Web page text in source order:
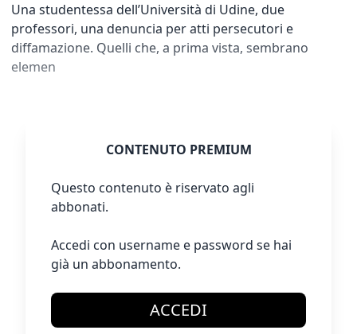
Una studentessa dell’Università di Udine, due
professori, una denuncia per atti persecutori e
diffamazione. Quelli che, a prima vista, sembrano
elemen
CONTENUTO PREMIUM
Questo contenuto è riservato agli
abbonati.
Accedi con username e password se hai
già un abbonamento.
ACCEDI